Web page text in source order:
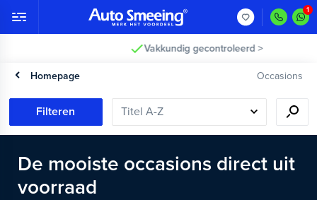
Vakkundig gecontroleerd >
Homepage Occasions
Filteren
De mooiste occasions direct uit
voorraad